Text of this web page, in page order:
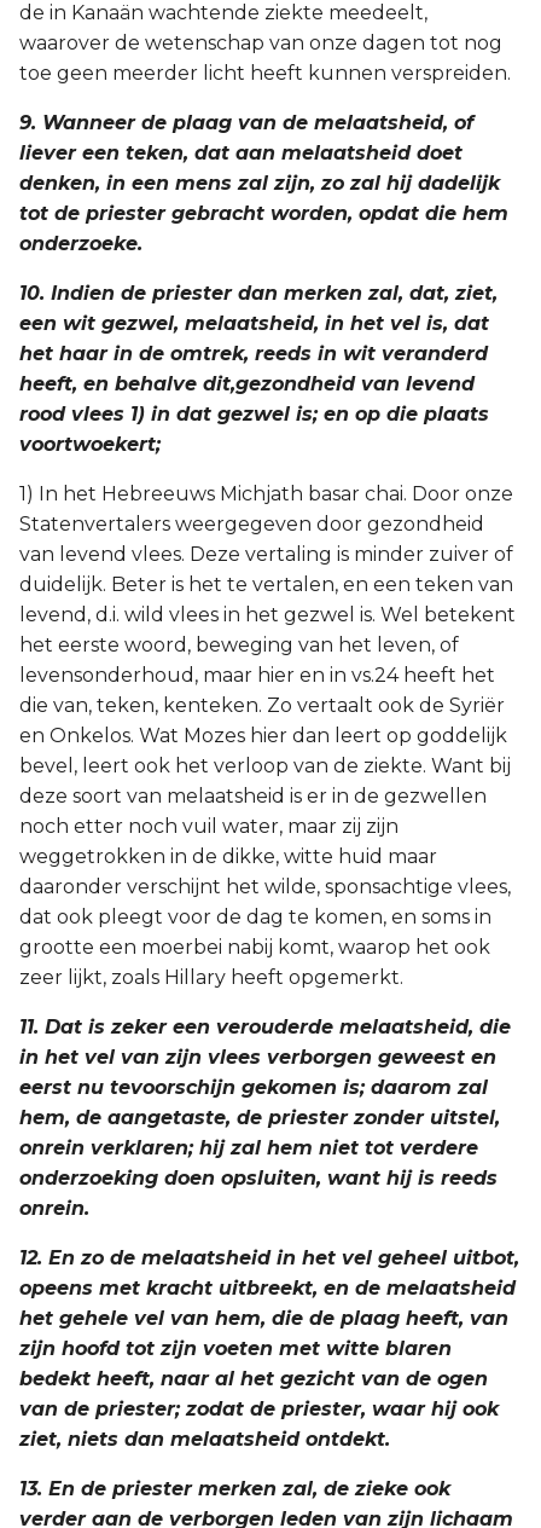
de in Kanaän wachtende ziekte meedeelt,
waarover de wetenschap van onze dagen tot nog
toe geen meerder licht heeft kunnen verspreiden.
9. Wanneer de plaag van de melaatsheid, of
liever een teken, dat aan melaatsheid doet
denken, in een mens zal zijn, zo zal hij dadelijk
tot de priester gebracht worden, opdat die hem
onderzoeke.
10. Indien de priester dan merken zal, dat, ziet,
een wit gezwel, melaatsheid, in het vel is, dat
het haar in de omtrek, reeds in wit veranderd
heeft, en behalve dit,gezondheid van levend
rood vlees 1) in dat gezwel is; en op die plaats
voortwoekert;
1) In het Hebreeuws Michjath basar chai. Door onze
Statenvertalers weergegeven door gezondheid
van levend vlees. Deze vertaling is minder zuiver of
duidelijk. Beter is het te vertalen, en een teken van
levend, d.i. wild vlees in het gezwel is. Wel betekent
het eerste woord, beweging van het leven, of
levensonderhoud, maar hier en in vs.24 heeft het
die van, teken, kenteken. Zo vertaalt ook de Syriër
en Onkelos. Wat Mozes hier dan leert op goddelijk
bevel, leert ook het verloop van de ziekte. Want bij
deze soort van melaatsheid is er in de gezwellen
noch etter noch vuil water, maar zij zijn
weggetrokken in de dikke, witte huid maar
daaronder verschijnt het wilde, sponsachtige vlees,
dat ook pleegt voor de dag te komen, en soms in
grootte een moerbei nabij komt, waarop het ook
zeer lijkt, zoals Hillary heeft opgemerkt.
11. Dat is zeker een verouderde melaatsheid, die
in het vel van zijn vlees verborgen geweest en
eerst nu tevoorschijn gekomen is; daarom zal
hem, de aangetaste, de priester zonder uitstel,
onrein verklaren; hij zal hem niet tot verdere
onderzoeking doen opsluiten, want hij is reeds
onrein.
12. En zo de melaatsheid in het vel geheel uitbot,
opeens met kracht uitbreekt, en de melaatsheid
het gehele vel van hem, die de plaag heeft, van
zijn hoofd tot zijn voeten met witte blaren
bedekt heeft, naar al het gezicht van de ogen
van de priester; zodat de priester, waar hij ook
ziet, niets dan melaatsheid ontdekt.
13. En de priester merken zal, de zieke ook
verder aan de verborgen leden van zijn lichaam